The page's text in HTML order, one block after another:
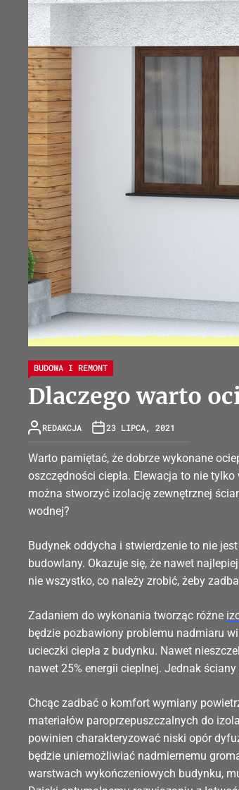
BUDOWA I REMONT
Dlaczego warto
REDAKCJA 23 LIPCA, 2021
Warto pamiętać, że dobrze wykonane
oszczędności ciepła. Elewacja to nie
można stworzyć izolację zewnętrznej
wodnej?
Budynek oddycha i stwierdzenie to nie
budowlany. Okazuje się, że nawet
nie wszystko, co należy zrobić, żeby
Zadaniem do wykonania tworząc różne
będzie pozbawiony problemu nadmiaru
ucieczki ciepła z budynku. Nawet
nawet 25% energii cieplnej. Jednak
Chcąc zadbać o komfort wymiany
materiałów paroprzepuszczalnych do
powinien charakteryzować niski opór
będzie uniemożliwiać nadmiernemu
warstwach wykończeniowych budynku,